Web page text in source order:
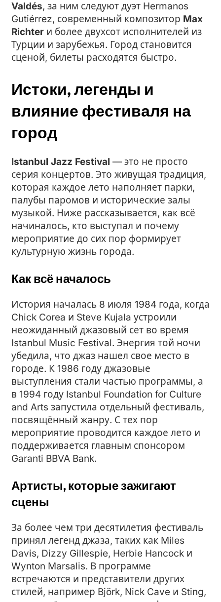
Valdés, за ним следуют дуэт Hermanos
Gutiérrez, современный композитор Max
Richter и более двухсот исполнителей из
Турции и зарубежья. Город становится
сценой, билеты расходятся быстро.
Истоки, легенды и
влияние фестиваля на
город
Istanbul Jazz Festival — это не просто
серия концертов. Это живущая традиция,
которая каждое лето наполняет парки,
палубы паромов и исторические залы
музыкой. Ниже рассказывается, как всё
начиналось, кто выступал и почему
мероприятие до сих пор формирует
культурную жизнь города.
Как всё началось
История началась 8 июля 1984 года, когда
Chick Corea и Steve Kujala устроили
неожиданный джазовый сет во время
Istanbul Music Festival. Энергия той ночи
убедила, что джаз нашел свое место в
городе. К 1986 году джазовые
выступления стали частью программы, а
в 1994 году Istanbul Foundation for Culture
and Arts запустила отдельный фестиваль,
посвящённый жанру. С тех пор
мероприятие проводится каждое лето и
поддерживается главным спонсором
Garanti BBVA Bank.
Артисты, которые зажигают
сцены
За более чем три десятилетия фестиваль
принял легенд джаза, таких как Miles
Davis, Dizzy Gillespie, Herbie Hancock и
Wynton Marsalis. В программе
встречаются и представители других
стилей, например Björk, Nick Cave и Sting,